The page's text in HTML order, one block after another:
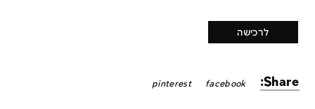
לרכישה
Share:
facebook
pinterest